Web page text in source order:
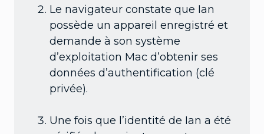
Le navigateur constate que Ian
possède un appareil enregistré et
demande à son système
d’exploitation Mac d’obtenir ses
données d’authentification (clé
privée).
Une fois que l’identité de Ian a été